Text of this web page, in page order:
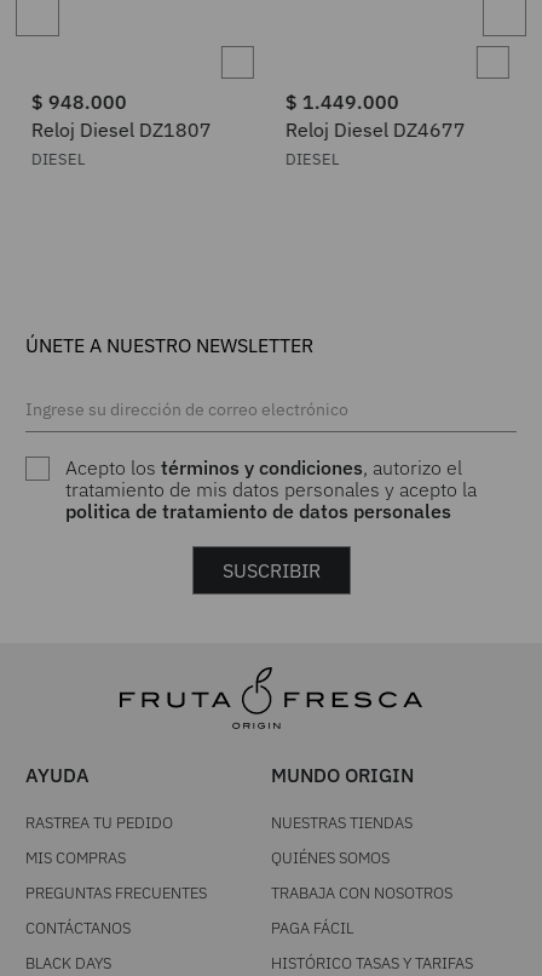
$ 948.000
Reloj Diesel DZ1807
DIESEL
$ 1.449.000
Reloj Diesel DZ4677
DIESEL
ÚNETE A NUESTRO NEWSLETTER
Acepto lostérminos y condiciones, autorizo el
tratamiento de mis datos personales y acepto la
politica de tratamiento de datos personales
SUSCRIBIR
AYUDA
RASTREA TU PEDIDO
MIS COMPRAS
PREGUNTAS FRECUENTES
CONTÁCTANOS
BLACK DAYS
MUNDO ORIGIN
NUESTRAS TIENDAS
QUIÉNES SOMOS
TRABAJA CON NOSOTROS
PAGA FÁCIL
HISTÓRICO TASAS Y TARIFAS